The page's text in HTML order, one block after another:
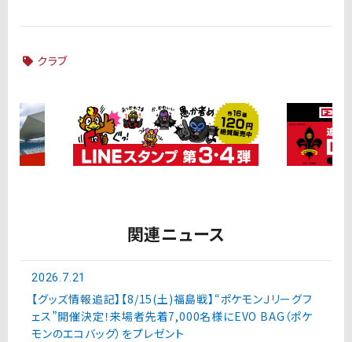
クラブ
関連ニュース
2026.7.21
【グッズ情報追記】【8/15(土)福島戦】“ポケモンＪリーグフ
ェス”開催決定！来場者先着7,000名様にEVO BAG（ポケ
モンのエコバッグ）をプレゼント